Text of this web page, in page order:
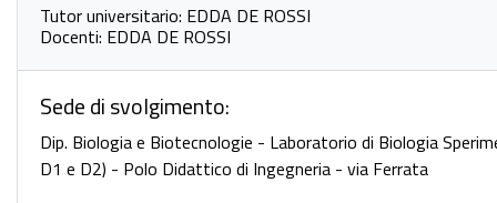
Tutor universitario: EDDA DE ROSSI
Docenti: EDDA DE ROSSI
Sede di svolgimento:
Dip. Biologia e Biotecnologie - Laboratorio di Biologia
D1 e D2) - Polo Didattico di Ingegneria - via Ferrata